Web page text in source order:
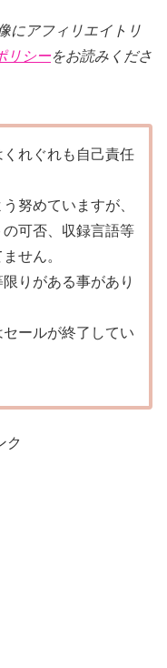
にアフィリエイトリ
リシーをお読みくださ
れぐれも自己責任
努めていますが、
可否、収録言語等
せん。
りがある事があり
ールが終了してい
ク